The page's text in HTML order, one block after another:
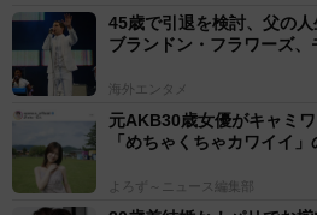
45歳で引退を検討、父の
ブランドン・フラワーズ
海外エンタメ
元AKB30歳女優がキャミ
「めちゃくちゃカワイイ」
よろず～ニュース編集部